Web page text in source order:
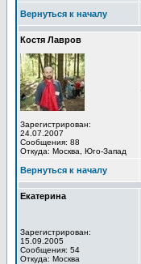
Вернуться к началу
Костя Лавров
Зарегистрирован:
24.07.2007
Сообщения: 88
Откуда: Москва, Юго-Запад
Вернуться к началу
Екатерина
Зарегистрирован:
15.09.2005
Сообщения: 54
Откуда: Москва